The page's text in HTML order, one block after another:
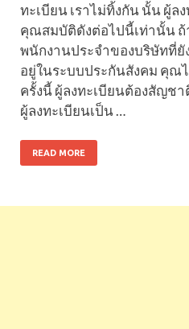
ทะเบียน เราไม่ทิ้งกัน นั้น ผู้ล
คุณสมบัติดังต่อไปนี้เท่านั้น
พนักงานประจำของบริษัทที่ยั
อยู่ในระบบประกันสังคม คุณ
ครั้งนี้ ผู้ลงทะเบียนต้องสัญช
ผู้ลงทะเบียนเป็น …
READ MORE